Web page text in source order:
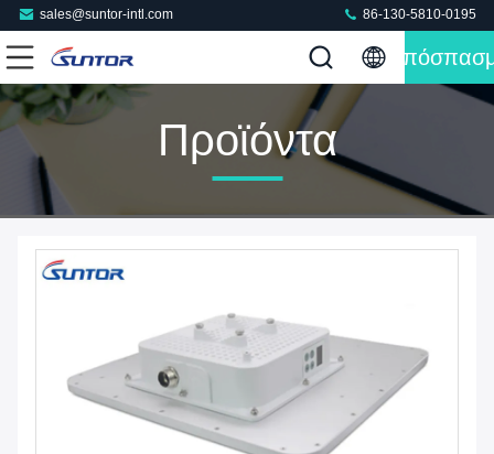
sales@suntor-intl.com 86-130-5810-0195
Προϊόντα